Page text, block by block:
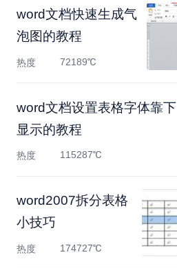
​word文档快速生成气
泡图的教程
热度 72189℃
​word文档设置表格字体靠下
显示的教程
热度 115287℃
word2007拆分表格
小技巧
热度 174727℃